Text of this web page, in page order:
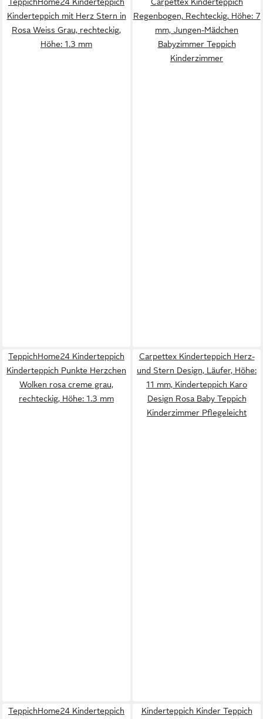
Kinderteppich mit Herz Stern in
Rosa Weiss Grau, rechteckig,
Höhe: 1.3 mm
Regenbogen, Rechteckig, Höhe: 7
mm, Jungen-Mädchen
Babyzimmer Teppich
Kinderzimmer
TeppichHome24 Kinderteppich
Kinderteppich Punkte Herzchen
Wolken rosa creme grau,
rechteckig, Höhe: 1.3 mm
Carpettex Kinderteppich Herz-
und Stern Design, Läufer, Höhe:
11 mm, Kinderteppich Karo
Design Rosa Baby Teppich
Kinderzimmer Pflegeleicht
TeppichHome24 Kinderteppich
Kinderteppich Kinder Teppich